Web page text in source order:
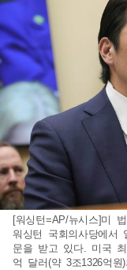
[워싱턴=AP/뉴시스]미
워싱턴 국회의사당에서
문을 받고 있다. 미국
억 달러(약 3조1326억